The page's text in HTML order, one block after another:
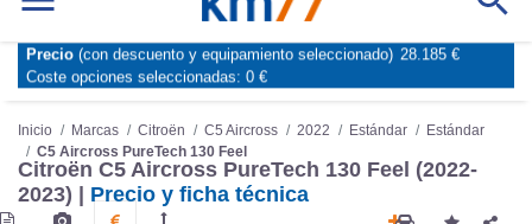
Marcas Comparador de coches
Inicio Marcas Citroën C5 Aircross 2022 Estándar
Estándar
C5 Aircross PureTech 130 Feel
Citroën C5 Aircross PureTech 130 Feel (2022-
2023) | Precio y ficha técnica
Precio (con descuento y equipamiento seleccionado) 28.185 €
Coste opciones seleccionadas: 0 €